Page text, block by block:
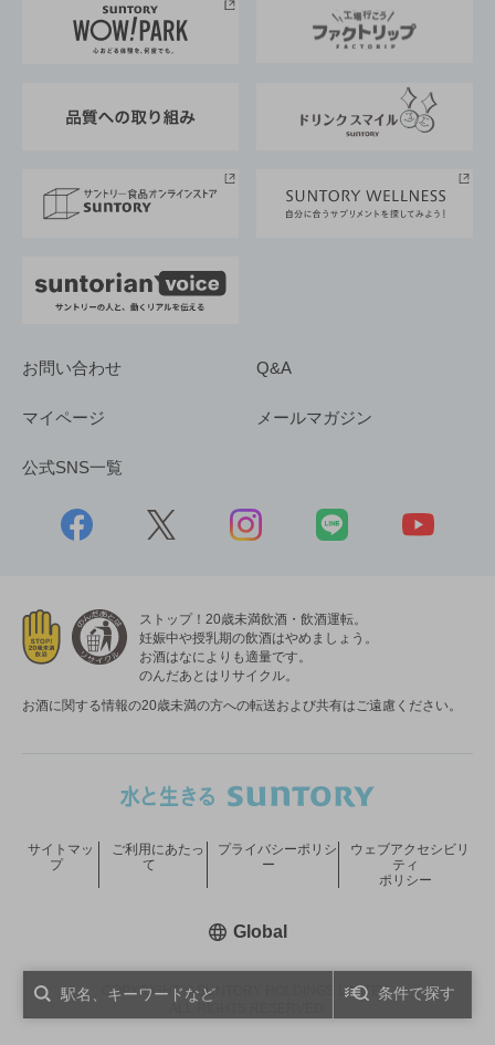
条件で探す
地域情報
サントリーサンバーズ大阪
サントリーが考えるサステナビリティ経営
企業概要
採用情報
お問い合わせ Q&A
マイページ メールマガジン
公式SNS一覧
ストップ！20歳未満飲酒・飲酒運転。
妊娠中や授乳期の飲酒はやめましょう。
お酒はなによりも適量です。
のんだあとはリサイクル。
お酒に関する情報の20歳未満の方への転送および共有はご遠慮ください。
COPYRIGHT © SUNTORY HOLDINGS LIMITED.
サイトマッ
プ
ご利用にあたっ
て
プライバシーポリシ
ー
ウェブアクセシビリ
ティ
ポリシー
Global新しいウィンドウで開く